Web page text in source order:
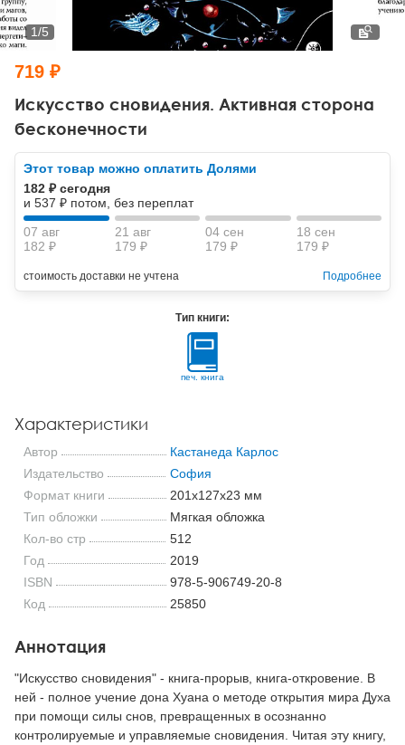
Тревожные расстройства, панические атаки
Психодрама
Другие направления психотерапии
Классический, эриксоновский гипноз и НЛП
НЛП
Психология труда и эргономика
Социальная психология
Социальная и организационная психология
Классический и юнгианский психоанализ
Искусство сновидения. Активная сторона
бесконечности
1/5
719 ₽
Этот товар можно оплатить Долями
182 ₽ сегодня
и 537 ₽ потом, без переплат
07 авг
182 ₽
21 авг
179 ₽
04 сен
179 ₽
18 сен
179 ₽
стоимость доставки не учтена Подробнее
Тип книги:
печ. книга
Характеристики
Автор
Кастанеда Карлос
Издательство
София
Формат книги
201x127x23 мм
Тип обложки
Мягкая обложка
Кол-во стр
512
Год
2019
ISBN
978-5-906749-20-8
Код
25850
Аннотация
"Искусство сновидения" - книга-прорыв, книга-откровение. В
ней - полное учение дона Хуана о методе открытия мира Духа
при помощи силы снов, превращенных в осознанно
контролируемые и управляемые сновидения. Читая эту книгу,